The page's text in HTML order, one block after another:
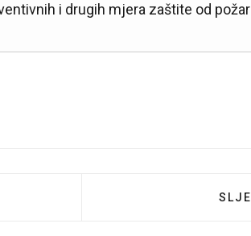
i drugih mjera zaštite od
OBAVIJEST ETAŽNIM